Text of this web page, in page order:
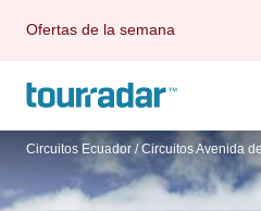
Ofertas de la semana
Circuitos Ecuador / Circuitos Avenida